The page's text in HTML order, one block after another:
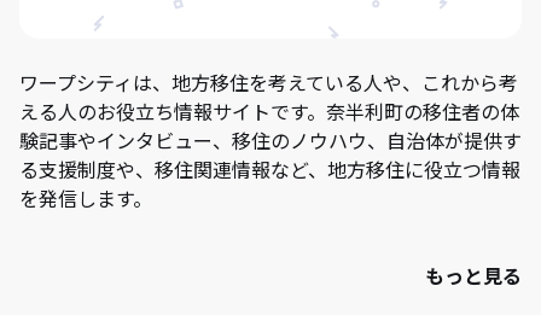
ワープシティは、地方移住を考えている人や、これから考
える人のお役立ち情報サイトです。奈半利町の移住者の体
験記事やインタビュー、移住のノウハウ、自治体が提供す
る支援制度や、移住関連情報など、地方移住に役立つ情報
を発信します。
もっと見る